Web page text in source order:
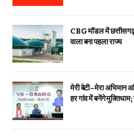
CBG मॉडल में
वाला बना पहला राज्य
मेरी बेटी–मेरा अभिमान
हर गांव में बनेंगे